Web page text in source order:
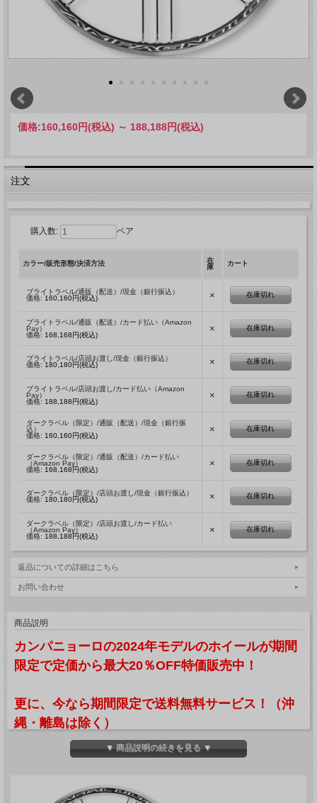
価格:160,160円(税込) ～ 188,188円(税込)
注文
購入数: ペア
カラー/販売形態/決済方法
在
庫
カート
ブライトラベル/通販（配送）/現金（銀行振込）
価格:160,160円(税込) × 在庫切れ
ブライトラベル/通販（配送）/カード払い（Amazon
Pay）
価格: 168,168円(税込)
× 在庫切れ
ブライトラベル/店頭お渡し/現金（銀行振込）
価格:180,180円(税込) × 在庫切れ
ブライトラベル/店頭お渡し/カード払い（Amazon
Pay）
価格: 188,188円(税込)
× 在庫切れ
ダークラベル（限定）/通販（配送）/現金（銀行振
込）
価格: 160,160円(税込)
× 在庫切れ
ダークラベル（限定）/通販（配送）/カード払い
（Amazon Pay）
価格: 168,168円(税込)
× 在庫切れ
ダークラベル（限定）/店頭お渡し/現金（銀行振込）
価格: 180,180円(税込) × 在庫切れ
ダークラベル（限定）/店頭お渡し/カード払い
（Amazon Pay）
価格: 188,188円(税込)
× 在庫切れ
返品についての詳細はこちら
お問い合わせ
商品説明
カンパニョーロの2024年モデルのホイールが期間
限定で定価から最大20％OFF特価販売中！
更に、今なら期間限定で送料無料サービス！（沖
縄・離島は除く）
「SHAMAL ULTRA」から「SHAMAL ULTRA C17」へ2017年モデルからフルモデル
チェンジ！！
「SHAMAL ULTRA」はクリテリウム＆ヒルクライムレースから、本格的なロング
ライドまで 幅広く使える高剛性で軽量なカンパニョーロの最上位アルミ製ロード
▼ 商品説明の続きを見る ▼